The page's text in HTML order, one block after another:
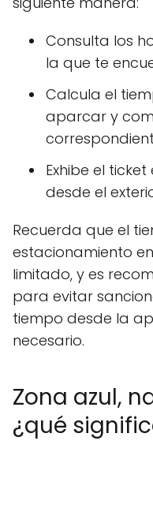
Consulta los
la que te
Calcula el
aparcar y
Exhibe el
desde el
Recuerda que el
estacionamiento
limitado, y es
para evitar
tiempo desde la
necesario.
Zona azul,
¿qué